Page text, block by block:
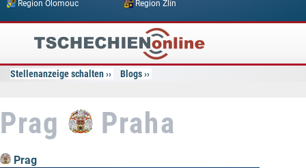
Region Olomouc
Region Zlín
Tschechien
Online
Stellenanzeige schalten Blogs
Prag Praha
Prag